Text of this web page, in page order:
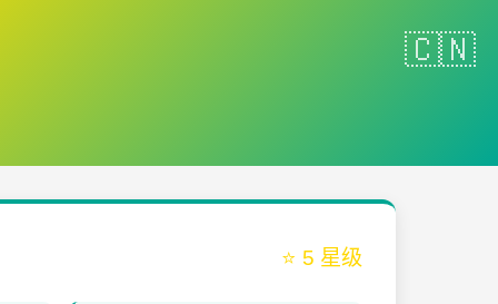
⭐ 5 星级